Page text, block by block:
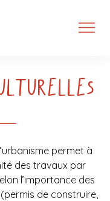
permet à
des travaux par
l’importance des
de construire,